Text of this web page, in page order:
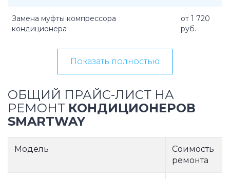
Замена муфты компрессора
кондиционера
от 1 720
руб.
Показать полностью
ОБЩИЙ ПРАЙС-ЛИСТ НА
РЕМОНТ КОНДИЦИОНЕРОВ
SMARTWAY
Модель
Соимость
ремонта